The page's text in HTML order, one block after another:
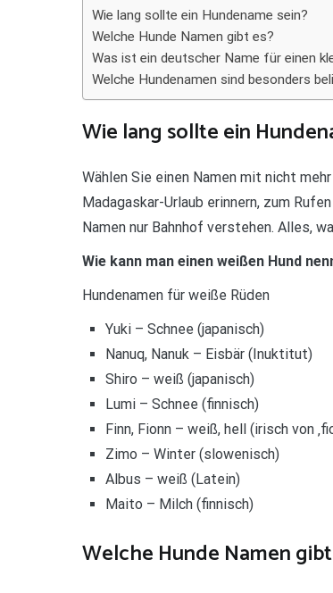
Wie lang sollte ein Hundename sein?
Welche Hunde Namen gibt es?
Was ist ein deutscher Name für einen
Welche Hundenamen sind besonders
Wie lang sollte ein
Wählen Sie einen Namen mit nicht
Madagaskar-Urlaub erinnern, zum
Namen nur Bahnhof verstehen. Alles,
Wie kann man einen weißen Hund
Hundenamen für weiße Rüden
Yuki – Schnee (japanisch)
Nanuq, Nanuk – Eisbär (Inuktitut)
Shiro – weiß (japanisch)
Lumi – Schnee (finnisch)
Finn, Fionn – weiß, hell (irisch von
Zimo – Winter (slowenisch)
Albus – weiß (Latein)
Maito – Milch (finnisch)
Welche Hunde Namen